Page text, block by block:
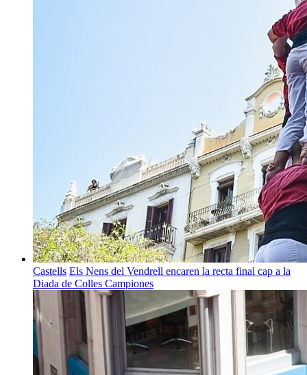
Castells Els Nens del Vendrell encaren la recta final cap a la
Diada de Colles Campiones